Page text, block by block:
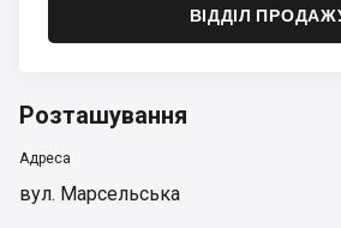
ВІДДІЛ
Розташування
Адреса
вул. Марсельська